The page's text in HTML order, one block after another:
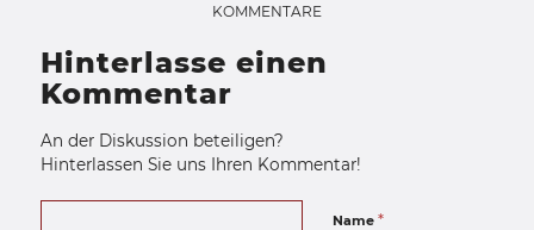
KOMMENTARE
Hinterlasse einen
Kommentar
An der Diskussion beteiligen?
Hinterlassen Sie uns Ihren Kommentar!
Name *